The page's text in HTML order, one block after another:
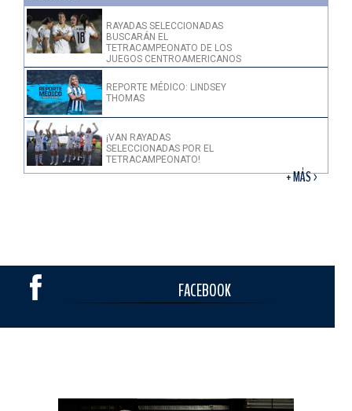
RAYADAS SELECCIONADAS
BUSCARÁN EL
TETRACAMPEONATO DE LOS
JUEGOS CENTROAMERICANOS
REPORTE MÉDICO: LINDSEY
THOMAS
¡VAN RAYADAS
SELECCIONADAS POR EL
TETRACAMPEONATO!
+ MÁS >
FACEBOOK